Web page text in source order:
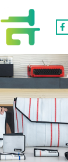
Brand Story